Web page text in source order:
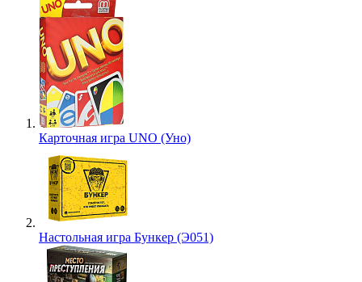
Карточная игра UNO (Уно)
Настольная игра Бункер (Э051)